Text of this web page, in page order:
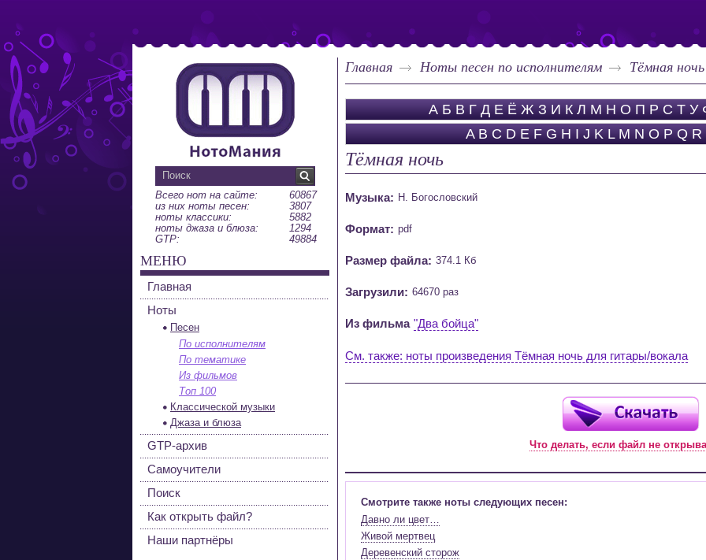
Главная Ноты песен по исполнителям Тёмная ночь
А Б В Г Д Е Ё Ж З И К Л М Н О П Р С Т У
A B C D E F G H I J K L M N O P Q R
Тёмная ночь
Музыка: Н. Богословский
Формат: pdf
Размер файла: 374.1 Кб
Загрузили: 64670 раз
Из фильма "Два бойца"
См. также: ноты произведения Тёмная ночь для гитары/вокала
Что делать, если файл не
Смотрите также ноты следующих песен:
Давно ли цвет…
Живой мертвец
Деревенский сторож
Всего нот на сайте:
60867
из них ноты песен:
3807
ноты классики:
5882
ноты джаза и блюза:
1294
GTP:
49884
МЕНЮ
Главная
Ноты
Песен
По исполнителям
По тематике
Из фильмов
Топ 100
Классической музыки
Джаза и блюза
GTP-архив
Самоучители
Поиск
Как открыть файл?
Наши партнёры